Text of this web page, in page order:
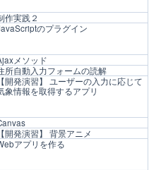
作実践２
のプラグイン
メソッド
所自動入力フォームの読解
【開発演習】 ユーザーの入力に応じて
象情報を取得するアプリ
【開発演習】 背景アニメ
アプリを作る